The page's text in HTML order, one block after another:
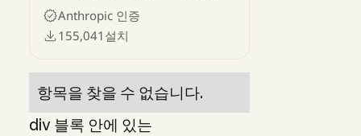
Claude Code 자동화를 추천합니다.
Anthropic 인증
155,041 설치
항목을 찾을 수 없습니다.
div 블록 안에 있는